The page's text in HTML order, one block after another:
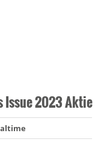
Issue 2023 Aktie